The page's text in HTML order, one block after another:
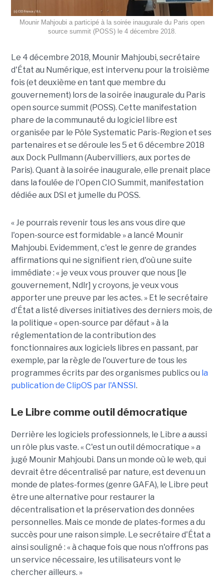
Mounir Mahjoubi a participé à la soirée inaugurale du Paris open
source summit (POSS) le 4 décembre 2018.
Le 4 décembre 2018, Mounir Mahjoubi, secrétaire
d'État au Numérique, est intervenu pour la troisième
fois (et deuxième en tant que membre du
gouvernement) lors de la soirée inaugurale du Paris
open source summit (POSS). Cette manifestation
phare de la communauté du logiciel libre est
organisée par le Pôle Systematic Paris-Region et ses
partenaires et se déroule les 5 et 6 décembre 2018
aux Dock Pullmann (Aubervilliers, aux portes de
Paris). Quant à la soirée inaugurale, elle prenait place
dans la foulée de l'Open CIO Summit, manifestation
dédiée aux DSI et jumelle du POSS.
« Je pourrais revenir tous les ans vous dire que
l'open-source est formidable » a lancé Mounir
Mahjoubi. Evidemment, c'est le genre de grandes
affirmations qui ne signifient rien, d'où une suite
immédiate : « je veux vous prouver que nous [le
gouvernement, Ndlr] y croyons, je veux vous
apporter une preuve par les actes. » Et le secrétaire
d'État a listé diverses initiatives des derniers mois, de
la politique « open-source par défaut » à la
réglementation de la contribution des
fonctionnaires aux logiciels libres en passant, par
exemple, par la règle de l'ouverture de tous les
programmes écrits par des organismes publics ou la
publication de ClipOS par l'ANSSI .
Le Libre comme outil démocratique
Derrière les logiciels professionnels, le Libre a aussi
un rôle plus vaste. « C'est un outil démocratique » a
jugé Mounir Mahjoubi. Dans un monde où le web, qui
devrait être décentralisé par nature, est devenu un
monde de plates-formes (genre GAFA), le Libre peut
être une alternative pour restaurer la
décentralisation et la préservation des données
personnelles. Mais ce monde de plates-formes a du
succès pour une raison simple. Le secrétaire d'État a
ainsi souligné : « à chaque fois que nous n'offrons pas
un service nécessaire, les utilisateurs vont le
chercher ailleurs. »